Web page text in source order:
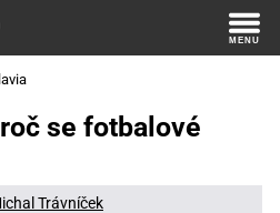
se fotbalové
Trávníček